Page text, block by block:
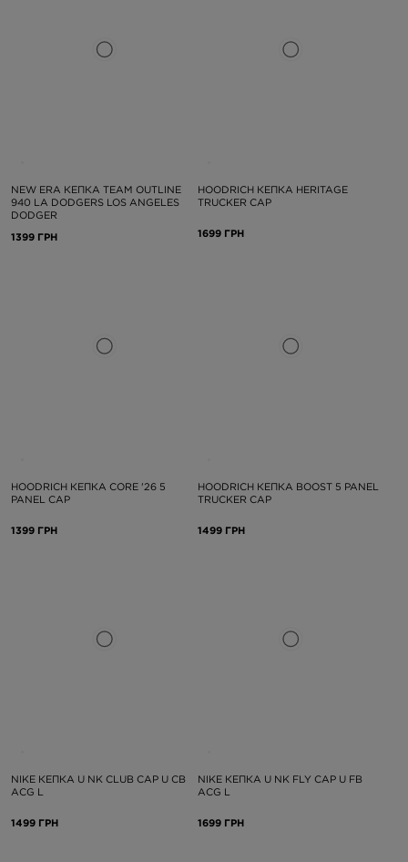
NEW ERA КЕПКА TEAM OUTLINE
940 LA DODGERS LOS ANGELES
DODGER
1399 ГРН
HOODRICH КЕПКА HERITAGE
TRUCKER CAP
1699 ГРН
HOODRICH КЕПКА CORE '26 5
PANEL CAP
1399 ГРН
HOODRICH КЕПКА BOOST 5 PANEL
TRUCKER CAP
1499 ГРН
NIKE КЕПКА U NK CLUB CAP U CB
ACG L
1499 ГРН
NIKE КЕПКА U NK FLY CAP U FB
ACG L
1699 ГРН